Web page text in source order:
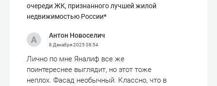
очереди ЖК, признанного лучшей жилой
недвижимостью России*
Антон Новоселич
8 Декабря 202508:54
Лично по мне Яналиф все же
поинтереснее выглядит, но этот тоже
неплох. Фасад необычный. Классно, что в